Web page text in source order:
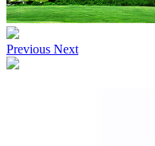
Previous Next